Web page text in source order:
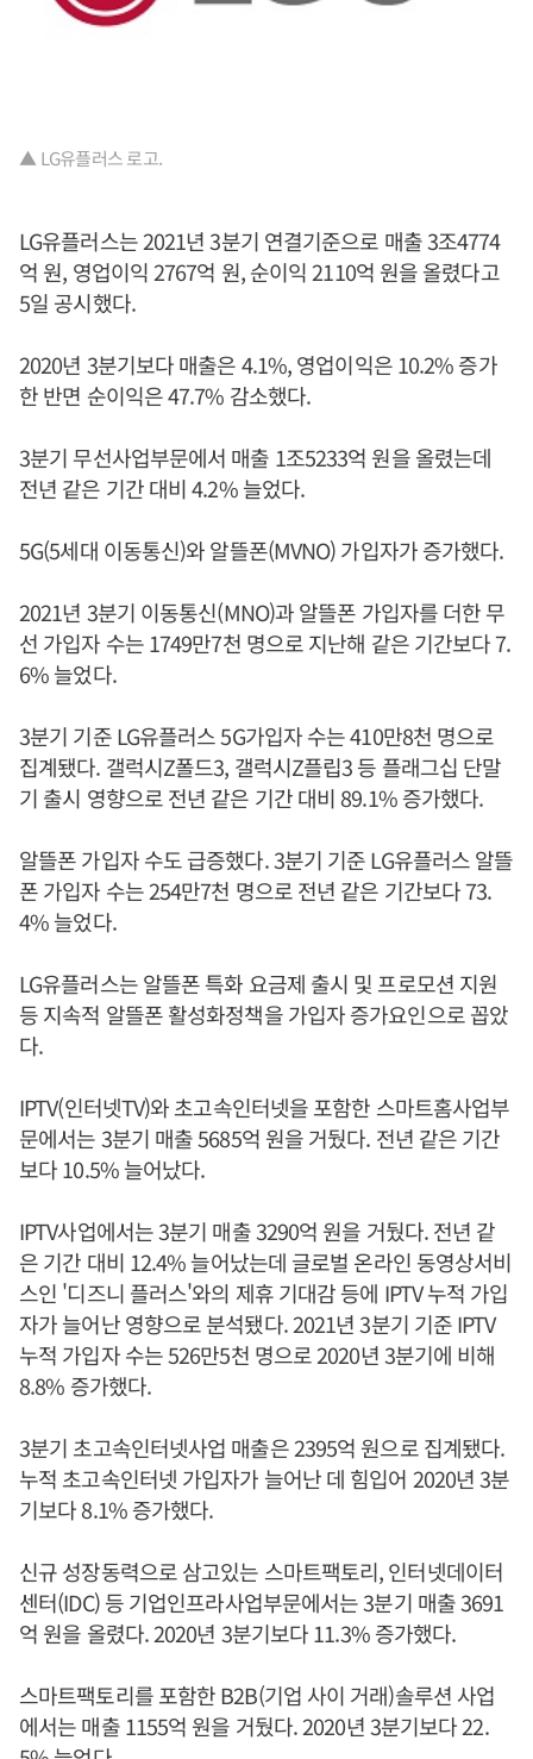
▲ LG유플러스 로고.
LG유플러스는 2021년 3분기 연결기준으로 매출 3조4774
억 원, 영업이익 2767억 원, 순이익 2110억 원을 올렸다고
5일 공시했다.
2020년 3분기보다 매출은 4.1%, 영업이익은 10.2% 증가
한 반면 순이익은 47.7% 감소했다.
3분기 무선사업부문에서 매출 1조5233억 원을 올렸는데
전년 같은 기간 대비 4.2% 늘었다.
5G(5세대 이동통신)와 알뜰폰(MVNO) 가입자가 증가했다.
2021년 3분기 이동통신(MNO)과 알뜰폰 가입자를 더한 무
선 가입자 수는 1749만7천 명으로 지난해 같은 기간보다 7.
6% 늘었다.
3분기 기준 LG유플러스 5G가입자 수는 410만8천 명으로
집계됐다. 갤럭시Z폴드3, 갤럭시Z플립3 등 플래그십 단말
기 출시 영향으로 전년 같은 기간 대비 89.1% 증가했다.
알뜰폰 가입자 수도 급증했다. 3분기 기준 LG유플러스 알뜰
폰 가입자 수는 254만7천 명으로 전년 같은 기간보다 73.
4% 늘었다.
LG유플러스는 알뜰폰 특화 요금제 출시 및 프로모션 지원
등 지속적 알뜰폰 활성화정책을 가입자 증가요인으로 꼽았
다.
IPTV(인터넷TV)와 초고속인터넷을 포함한 스마트홈사업부
문에서는 3분기 매출 5685억 원을 거뒀다. 전년 같은 기간
보다 10.5% 늘어났다.
IPTV사업에서는 3분기 매출 3290억 원을 거뒀다. 전년 같
은 기간 대비 12.4% 늘어났는데 글로벌 온라인 동영상서비
스인 '디즈니 플러스'와의 제휴 기대감 등에 IPTV 누적 가입
자가 늘어난 영향으로 분석됐다. 2021년 3분기 기준 IPTV
누적 가입자 수는 526만5천 명으로 2020년 3분기에 비해
8.8% 증가했다.
3분기 초고속인터넷사업 매출은 2395억 원으로 집계됐다.
누적 초고속인터넷 가입자가 늘어난 데 힘입어 2020년 3분
기보다 8.1% 증가했다.
신규 성장동력으로 삼고있는 스마트팩토리, 인터넷데이터
센터(IDC) 등 기업인프라사업부문에서는 3분기 매출 3691
억 원을 올렸다. 2020년 3분기보다 11.3% 증가했다.
스마트팩토리를 포함한 B2B(기업 사이 거래)솔루션 사업
에서는 매출 1155억 원을 거뒀다. 2020년 3분기보다 22.